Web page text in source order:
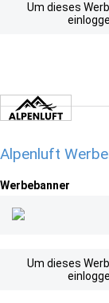
Um dieses
Alpenluft
Werbebanner
Um dieses